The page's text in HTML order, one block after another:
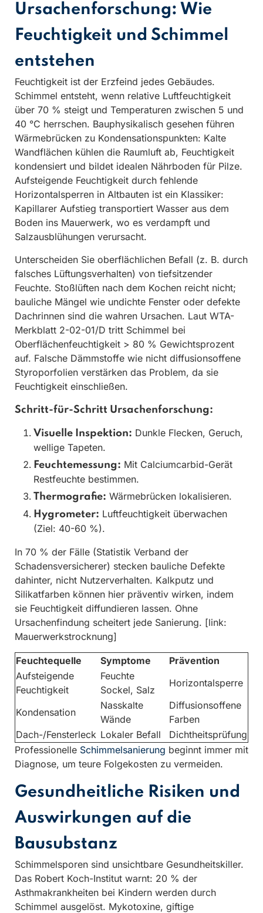
Ursachenforschung: Wie
Feuchtigkeit und Schimmel
entstehen
Feuchtigkeit ist der Erzfeind jedes Gebäudes.
Schimmel entsteht, wenn relative Luftfeuchtigkeit
über 70 % steigt und Temperaturen zwischen 5 und
40 °C herrschen. Bauphysikalisch gesehen führen
Wärmebrücken zu Kondensationspunkten: Kalte
Wandflächen kühlen die Raumluft ab, Feuchtigkeit
kondensiert und bildet idealen Nährboden für Pilze.
Aufsteigende Feuchtigkeit durch fehlende
Horizontalsperren in Altbauten ist ein Klassiker:
Kapillarer Aufstieg transportiert Wasser aus dem
Boden ins Mauerwerk, wo es verdampft und
Salzausblühungen verursacht.
Unterscheiden Sie oberflächlichen Befall (z. B. durch
falsches Lüftungsverhalten) von tiefsitzender
Feuchte. Stoßlüften nach dem Kochen reicht nicht;
bauliche Mängel wie undichte Fenster oder defekte
Dachrinnen sind die wahren Ursachen. Laut WTA-
Merkblatt 2-02-01/D tritt Schimmel bei
Oberflächenfeuchtigkeit > 80 % Gewichtsprozent
auf. Falsche Dämmstoffe wie nicht diffusionsoffene
Styroporfolien verstärken das Problem, da sie
Feuchtigkeit einschließen.
Schritt-für-Schritt Ursachenforschung:
Visuelle Inspektion: Dunkle Flecken, Geruch,
wellige Tapeten.
Feuchtemessung: Mit Calciumcarbid-Gerät
Restfeuchte bestimmen.
Thermografie: Wärmebrücken lokalisieren.
Hygrometer: Luftfeuchtigkeit überwachen
(Ziel: 40-60 %).
In 70 % der Fälle (Statistik Verband der
Schadensversicherer) stecken bauliche Defekte
dahinter, nicht Nutzerverhalten. Kalkputz und
Silikatfarben können hier präventiv wirken, indem
sie Feuchtigkeit diffundieren lassen. Ohne
Ursachenfindung scheitert jede Sanierung. [link:
Mauerwerkstrocknung]
Feuchtequelle Symptome
Prävention
Aufsteigende
Feuchtigkeit
Feuchte
Sockel, Salz
Horizontalsperre
Kondensation
Nasskalte
Wände
Diffusionsoffene
Farben
Dach-/Fensterleck Lokaler Befall
Dichtheitsprüfung
Professionelle Schimmelsanierung beginnt immer mit
Diagnose, um teure Folgekosten zu vermeiden.
Gesundheitliche Risiken und
Auswirkungen auf die
Bausubstanz
Schimmelsporen sind unsichtbare Gesundheitskiller.
Das Robert Koch-Institut warnt: 20 % der
Asthmakrankheiten bei Kindern werden durch
Schimmel ausgelöst. Mykotoxine, giftige